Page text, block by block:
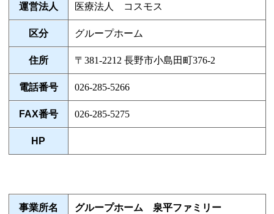
運営法人 医療法人 コスモス
区分 グループホーム
住所 〒381-2212 長野市小島田町376-2
電話番号 026-285-5266
FAX番号 026-285-5275
HP
事業所名 グループホーム 泉平ファミリー